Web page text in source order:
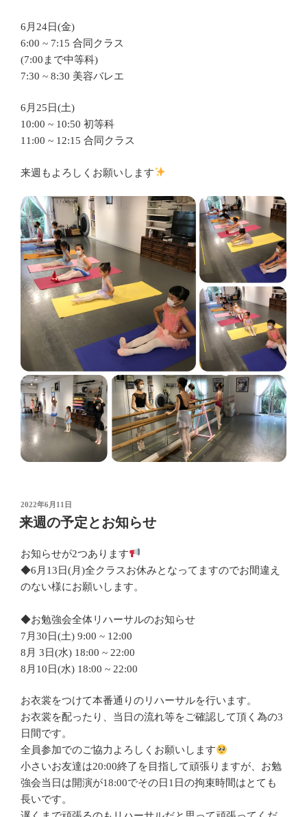
6月24日(金)
6:00 ~ 7:15 合同クラス
(7:00まで中等科)
7:30 ~ 8:30 美容バレエ
6月25日(土)
10:00 ~ 10:50 初等科
11:00 ~ 12:15 合同クラス
来週もよろしくお願いします
投
稿
日:
2022年6月11日
来週の予定とお知らせ
お知らせが2つあります
◆6月13日(月)全クラスお休みとなってますのでお間違え
のない様にお願いします。
◆お勉強会全体リハーサルのお知らせ
7月30日(土) 9:00 ~ 12:00
8月 3日(水) 18:00 ~ 22:00
8月10日(水) 18:00 ~ 22:00
お衣裳をつけて本番通りのリハーサルを行います。
お衣裳を配ったり、当日の流れ等をご確認して頂く為の3
日間です。
全員参加でのご協力よろしくお願いします
小さいお友達は20:00終了を目指して頑張りますが、お勉
強会当日は開演が18:00でその日1日の拘束時間はとても
長いです。